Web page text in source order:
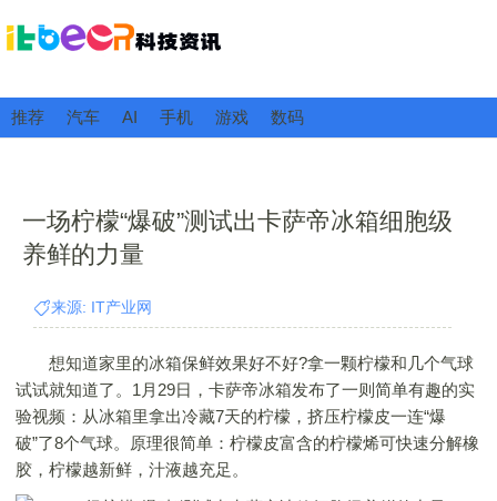
推荐 汽车 AI 手机 游戏 数码
一场柠檬“爆破”测试出卡萨帝冰箱细胞级
养鲜的力量
来源: IT产业网
想知道家里的冰箱保鲜效果好不好?拿一颗柠檬和几个气球
试试就知道了。1月29日，卡萨帝冰箱发布了一则简单有趣的实
验视频：从冰箱里拿出冷藏7天的柠檬，挤压柠檬皮一连“爆
破”了8个气球。原理很简单：柠檬皮富含的柠檬烯可快速分解橡
胶，柠檬越新鲜，汁液越充足。